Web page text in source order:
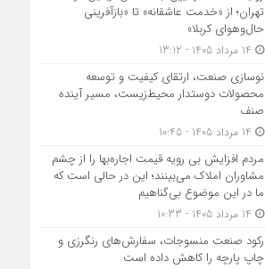
تهران؛ از «خدمت عاشقانه» تا «بازآفرینی
حال‌وهوای کربلا»
نوسازی صنعت، ارتقای کیفیت و توسعه
محصولات دوستدار محیط‌زیست، مسیر آینده
صنف
مردم افزایش بی رویه قیمت اجاره‌بها را از چشم
مشاوران املاک می‌بینند؛ این در حالی است که
ما در این موضوع بی‌گناهیم
رکود صنعت منسوجات، سفارش‌های رنگرزی و
چاپ پارچه را کاهش داده است